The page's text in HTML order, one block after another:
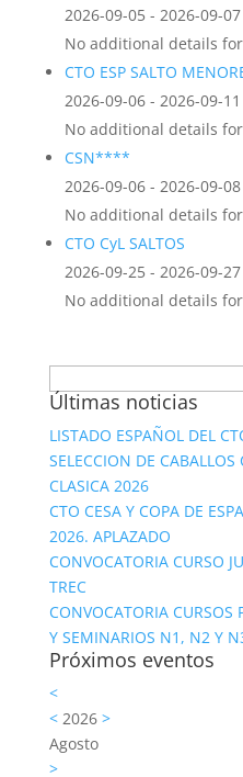
2026-09-05 - 2026-09-
No additional details
CTO ESP SALTO
2026-09-06 - 2026-09-
No additional details
CSN****
2026-09-06 - 2026-09-
No additional details
CTO CyL SALTOS
2026-09-25 - 2026-09-
No additional details
Últimas noticias
LISTADO ESPAÑOL DEL
SELECCION DE
CLASICA 2026
CTO CESA Y COPA DE
2026. APLAZADO
CONVOCATORIA CURSO
TREC
CONVOCATORIA
Y SEMINARIOS N1, N2 Y
Próximos eventos
<
<2026 >
Agosto
>